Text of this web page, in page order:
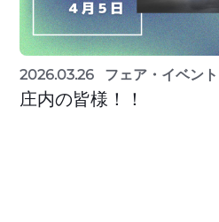
2026.03.26 フェア・イベント
庄内の皆様！！